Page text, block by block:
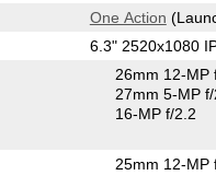
One Action
6.3" 2520x1080
26mm 12-MP
27mm 5-MP
16-MP f/2.2
25mm 12-MP